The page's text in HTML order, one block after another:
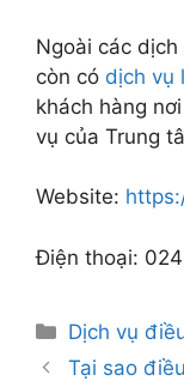
Ngoài các
còn có dịch vụ
khách hàng
vụ của Trung
Website:
Điện thoại:
Danh
mục
Dịch vụ
Tại sao